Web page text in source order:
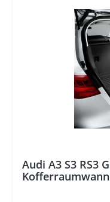
Audi A3 S3 RS3